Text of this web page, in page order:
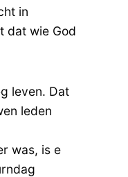
in
dat wie God
leven. Dat
leden
was, is e